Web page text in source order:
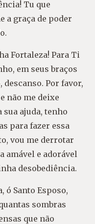
Tu que
a graça de poder
Fortaleza! Para Ti
em seus braços
descanso. Por favor,
não me deixe
sua ajuda, tenho
para fazer essa
vou me derrotar
amável e adorável
desobediência.
ó Santo Esposo,
sombras
que não